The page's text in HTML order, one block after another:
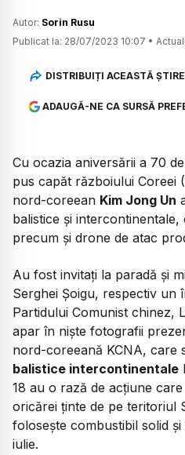
Autor: Sorin Rusu
Publicat la: 28/07/2023 10:07 •
DISTRIBUIȚI ACEASTĂ ȘTIRE
ADAUGĂ-NE CA SURSĂ
Cu ocazia aniversării a 70
pus capăt războiului Coreei
nord-coreean Kim Jong Un
balistice și
precum și drone de atac
Au fost invitați la paradă și
Serghei Șoigu, respectiv un
Partidului Comunist chinez,
apar în niște fotografii
nord-coreeană KCNA, care
balistice intercontinentale
18 au o rază de acțiune
oricărei ținte de pe teritoriul
folosește combustibil solid
iulie.